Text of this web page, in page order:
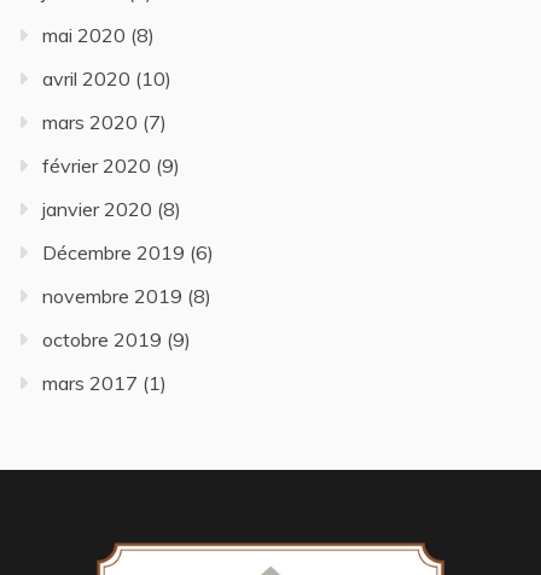
mai 2020 (8)
avril 2020 (10)
mars 2020 (7)
février 2020 (9)
janvier 2020 (8)
Décembre 2019 (6)
novembre 2019 (8)
octobre 2019 (9)
mars 2017 (1)